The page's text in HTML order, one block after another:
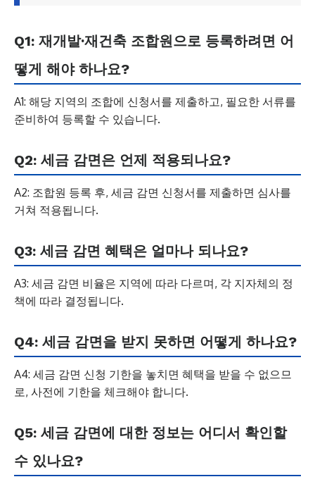
Q1: 재개발·재건축 조합원으로 등록하려면 어
떻게 해야 하나요?
A1: 해당 지역의 조합에 신청서를 제출하고, 필요한 서류를
준비하여 등록할 수 있습니다.
Q2: 세금 감면은 언제 적용되나요?
A2: 조합원 등록 후, 세금 감면 신청서를 제출하면 심사를
거쳐 적용됩니다.
Q3: 세금 감면 혜택은 얼마나 되나요?
A3: 세금 감면 비율은 지역에 따라 다르며, 각 지자체의 정
책에 따라 결정됩니다.
Q4: 세금 감면을 받지 못하면 어떻게 하나요?
A4: 세금 감면 신청 기한을 놓치면 혜택을 받을 수 없으므
로, 사전에 기한을 체크해야 합니다.
Q5: 세금 감면에 대한 정보는 어디서 확인할
수 있나요?